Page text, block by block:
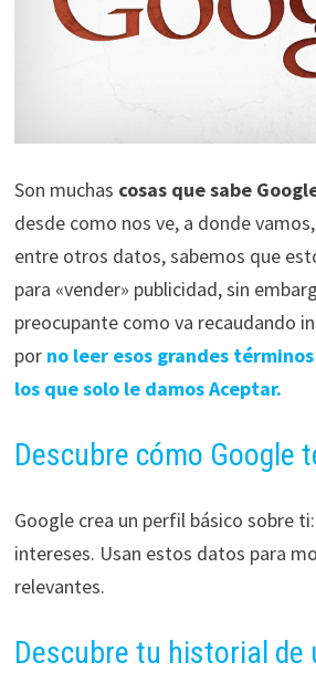
Son muchas cosas que sabe
desde como nos ve, a donde
entre otros datos, sabemos que
para «vender» publicidad, sin
preocupante como va recaudando
por no leer esos grandes
los que solo le damos Aceptar.
Descubre cómo Google
Google crea un perfil básico sobre
intereses. Usan estos datos para
relevantes.
Descubre tu historial de